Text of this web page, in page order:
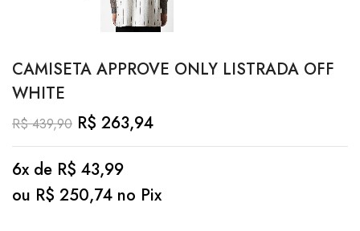
CAMISETA APPROVE ONLY LISTRADA OFF
WHITE
R$439,90 R$ 263,94
6x de R$ 43,99
ou R$ 250,74 no Pix